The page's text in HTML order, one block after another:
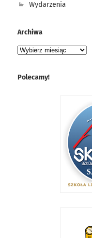
Wydarzenia
Archiwa
Polecamy!